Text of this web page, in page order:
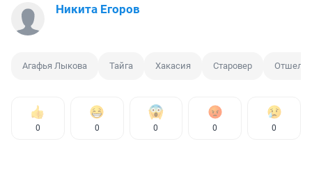
Никита Егоров
Агафья Лыкова Тайга Хакасия Старовер
0 0 0 0 0